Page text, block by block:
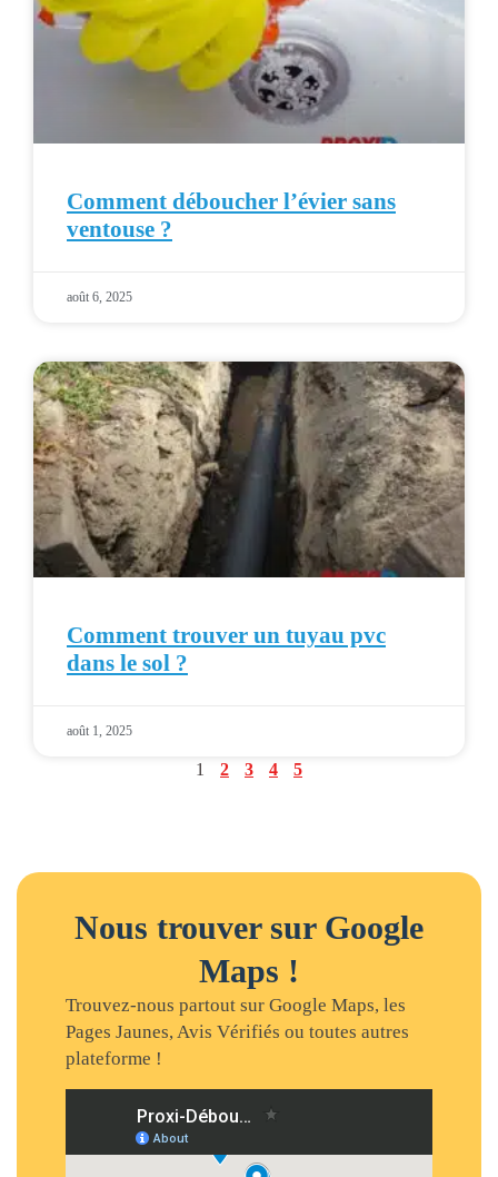
Comment déboucher l’évier sans
ventouse ?
août 6, 2025
Comment trouver un tuyau pvc
dans le sol ?
août 1, 2025
1 2 3 4 5
Nous trouver sur Google
Maps !
Trouvez-nous partout sur Google Maps, les
Pages Jaunes, Avis Vérifiés ou toutes autres
plateforme !